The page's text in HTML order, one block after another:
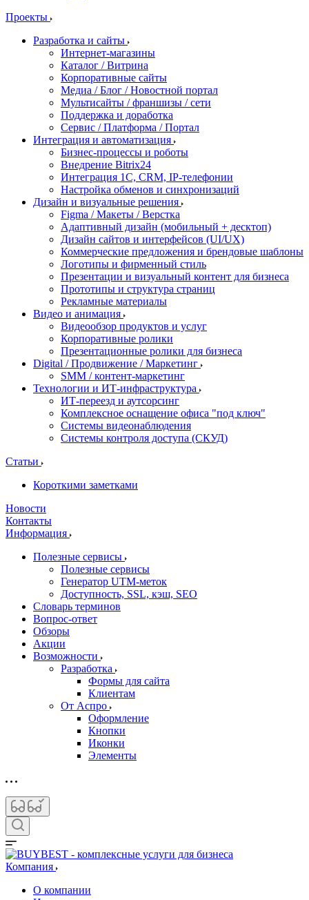
Проекты
Разработка и сайты
Интернет-магазины
Каталог / Витрина
Корпоративные сайты
Медиа / Блог / Новостной портал
Мультисайты / франшизы / сети
Поддержка и доработка
Сервис / Платформа / Портал
Интеграция и автоматизация
Бизнес-процессы и роботы
Внедрение Bitrix24
Интеграция 1С, CRM, IP-телефонии
Настройка обменов и синхронизаций
Дизайн и визуальные решения
Figma / Макеты / Верстка
Адаптивный дизайн (мобильный + десктоп)
Дизайн сайтов и интерфейсов (UI/UX)
Коммерческие предложения и брендовые шаблоны
Логотипы и фирменный стиль
Презентации и визуальный контент для бизнеса
Прототипы и структура страниц
Рекламные материалы
Видео и анимация
Видеообзор продуктов и услуг
Корпоративные ролики
Презентационные ролики для бизнеса
Digital / Продвижение / Маркетинг
SMM / контент-маркетинг
Технологии и ИТ-инфраструктура
ИТ-переезд и аутсорсинг
Комплексное оснащение офиса "под ключ"
Системы видеонаблюдения
Системы контроля доступа (СКУД)
Статьи
Короткими заметками
Новости
Контакты
Информация
Полезные сервисы
Полезные сервисы
Генератор UTM‑меток
Доступность, SSL, кэш, SEO
Словарь терминов
Вопрос-ответ
Обзоры
Акции
Возможности
Разработка
Формы для сайта
Клиентам
От Аспро
Оформление
Кнопки
Иконки
Элементы
Компания
О компании